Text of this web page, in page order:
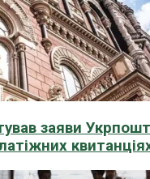
заяви